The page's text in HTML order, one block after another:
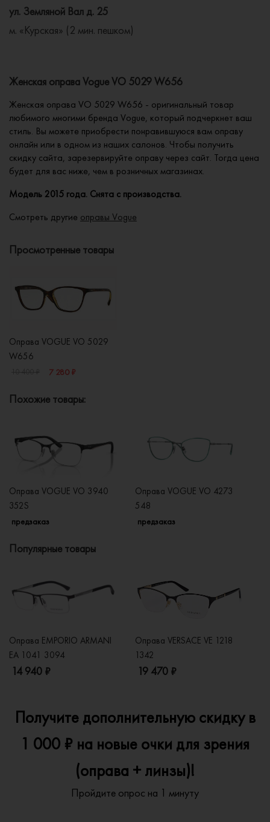
ул. Земляной Вал д. 25
м. «Курская» (2 мин. пешком)
Женская оправа Vogue VO 5029 W656
Женская оправа VO 5029 W656 - оригинальный товар
любимого многими бренда Vogue, который подчеркнет ваш
стиль. Вы можете приобрести понравившуюся вам оправу
онлайн или в одном из наших салонов. Чтобы получить
скидку сайта, зарезервируйте оправу через сайт. Тогда цена
будет для вас ниже, чем в розничных магазинах.
Модель 2015 года. Снята с производства.
Смотреть другие оправы Vogue
Просмотренные товары
Оправа VOGUE VO 5029
W656
7 280 ₽
Похожие товары:
Оправа VOGUE VO 3940
352S
предзаказ
Оправа VOGUE VO 4273
548
предзаказ
Популярные товары
Оправа EMPORIO ARMANI
EA 1041 3094
14 940 ₽
Оправа VERSACE VE 1218
1342
19 470 ₽
Получите дополнительную скидку в
1 000 ₽ на новые очки для зрения
(оправа + линзы)!
Пройдите опрос на 1 минуту